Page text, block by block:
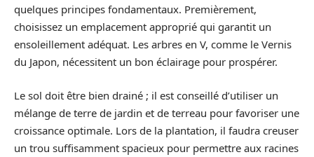
quelques principes fondamentaux. Premièrement,
choisissez un emplacement approprié qui garantit un
ensoleillement adéquat. Les arbres en V, comme le Vernis
du Japon, nécessitent un bon éclairage pour prospérer.
Le sol doit être bien drainé ; il est conseillé d’utiliser un
mélange de terre de jardin et de terreau pour favoriser une
croissance optimale. Lors de la plantation, il faudra creuser
un trou suffisamment spacieux pour permettre aux racines